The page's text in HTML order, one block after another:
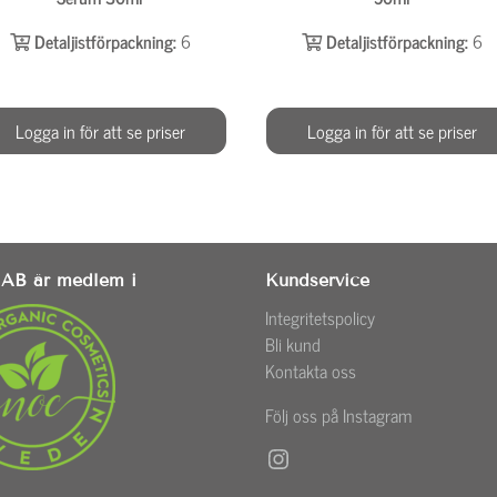
Detaljistförpackning:6
Logga in för att se priser
Detaljistförpackning:6
Logga in för att se priser
är medlem i Kundservice
Integritetspolicy
Bli kund
Kontakta oss
Följ oss på Instagram
Instagram